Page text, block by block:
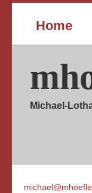
Home
Michael-